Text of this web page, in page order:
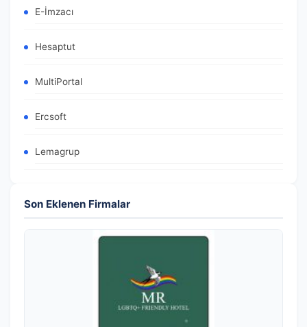
E-İmzacı
Hesaptut
MultiPortal
Ercsoft
Lemagrup
Son Eklenen Firmalar